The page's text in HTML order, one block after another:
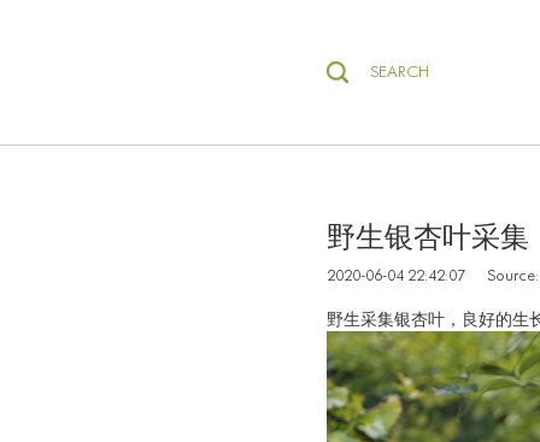
SEARCH
野生银杏叶采集
2020-06-04 22:42:07
野生采集银杏叶，良好的生